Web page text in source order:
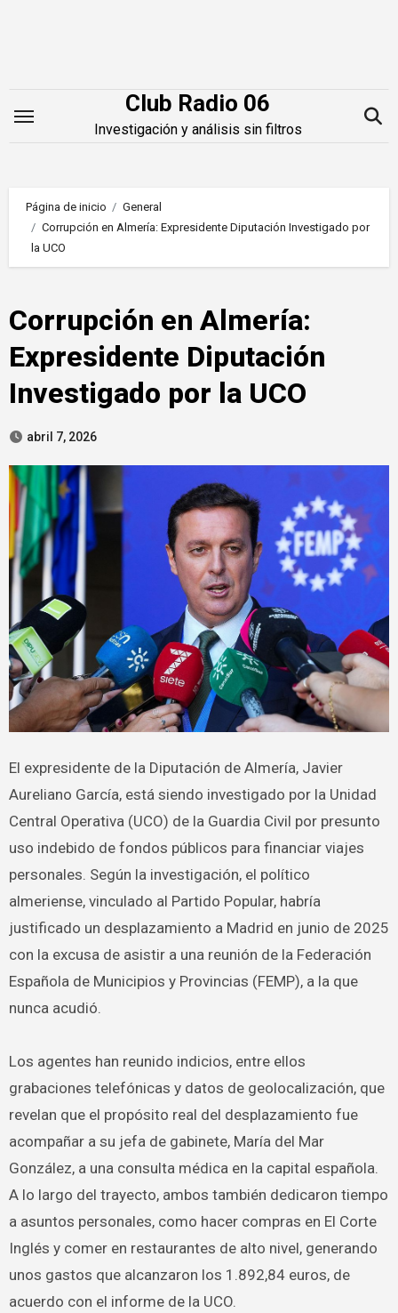
Club Radio 06
Investigación y análisis sin filtros
Página de inicio
General
Corrupción en Almería: Expresidente Diputación Investigado por
la UCO
Corrupción en Almería:
Expresidente Diputación
Investigado por la UCO
abril 7, 2026
El expresidente de la Diputación de Almería, Javier
Aureliano García, está siendo investigado por la Unidad
Central Operativa (UCO) de la Guardia Civil por presunto
uso indebido de fondos públicos para financiar viajes
personales. Según la investigación, el político
almeriense, vinculado al Partido Popular, habría
justificado un desplazamiento a Madrid en junio de 2025
con la excusa de asistir a una reunión de la Federación
Española de Municipios y Provincias (FEMP), a la que
nunca acudió.
Los agentes han reunido indicios, entre ellos
grabaciones telefónicas y datos de geolocalización, que
revelan que el propósito real del desplazamiento fue
acompañar a su jefa de gabinete, María del Mar
González, a una consulta médica en la capital española.
A lo largo del trayecto, ambos también dedicaron tiempo
a asuntos personales, como hacer compras en El Corte
Inglés y comer en restaurantes de alto nivel, generando
unos gastos que alcanzaron los 1.892,84 euros, de
acuerdo con el informe de la UCO.